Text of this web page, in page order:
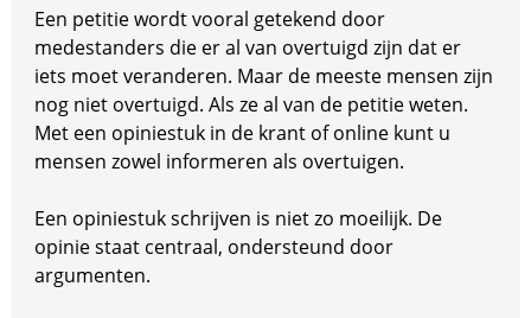
Een petitie wordt vooral getekend door
medestanders die er al van overtuigd zijn dat er
iets moet veranderen. Maar de meeste mensen zijn
nog niet overtuigd. Als ze al van de petitie weten.
Met een opiniestuk in de krant of online kunt u
mensen zowel informeren als overtuigen.
Een opiniestuk schrijven is niet zo moeilijk. De
opinie staat centraal, ondersteund door
argumenten.